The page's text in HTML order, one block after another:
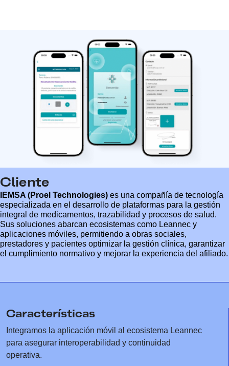
Cliente
IEMSA (Proel Technologies) es una compañía de tecnología
especializada en el desarrollo de plataformas para la gestión
integral de medicamentos, trazabilidad y procesos de salud.
Sus soluciones abarcan ecosistemas como Leannec y
aplicaciones móviles, permitiendo a obras sociales,
prestadores y pacientes optimizar la gestión clínica, garantizar
el cumplimiento normativo y mejorar la experiencia del afiliado.
Características
Integramos la aplicación móvil al ecosistema Leannec
para asegurar interoperabilidad y continuidad
operativa.